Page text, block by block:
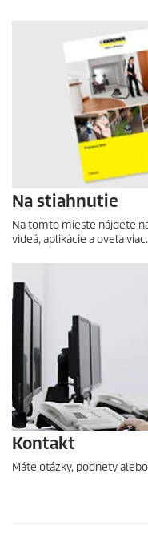
Na stiahnutie
Na tomto mieste nájdete
videá, aplikácie a oveľa viac.
Kontakt
Máte otázky, podnety